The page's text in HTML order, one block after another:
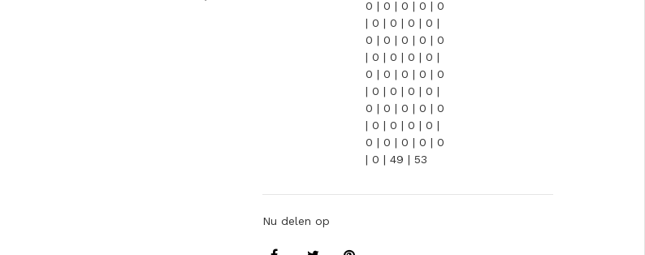
Next
0 | 0 | 0 | 0 | 0
| 0 | 0 | 0 | 0 |
0 | 0 | 0 | 0 | 0
| 0 | 0 | 0 | 0 |
0 | 0 | 0 | 0 | 0
| 0 | 0 | 0 | 0 |
0 | 0 | 0 | 0 | 0
| 0 | 0 | 0 | 0 |
0 | 0 | 0 | 0 | 0
| 0 | 49 | 53
Nu delen op